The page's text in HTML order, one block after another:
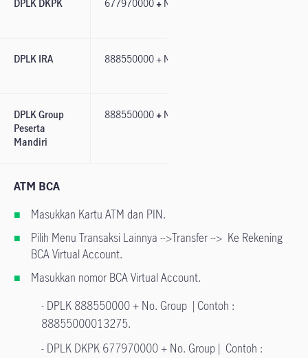
DPLK DKPK 677970000 + Nomor Group
DPLK IRA 888550000 + Nomor Group
DPLK Group
Peserta
Mandiri
888550000 + Nomor Peserta
ATM BCA
Masukkan Kartu ATM dan PIN.
Pilih Menu Transaksi Lainnya -->Transfer --> Ke Rekening
BCA Virtual Account.
Masukkan nomor BCA Virtual Account.
- DPLK 888550000 + No. Group | Contoh :
88855000013275.
- DPLK DKPK 677970000 + No. Group | Contoh :